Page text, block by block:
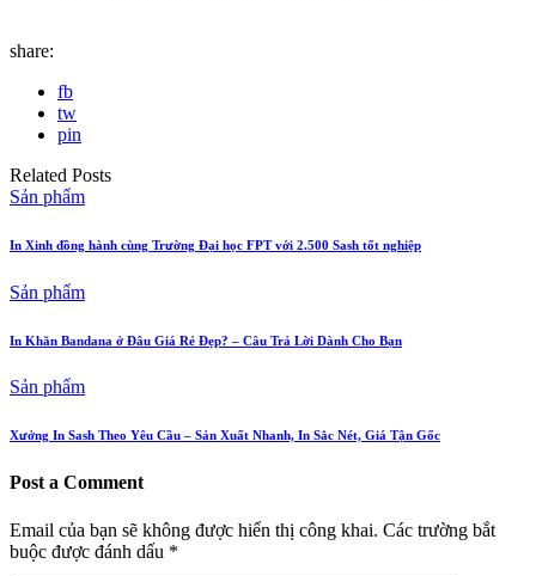
share:
fb
tw
pin
Related Posts
Sản phẩm
In Xinh đồng hành cùng Trường Đại học FPT với 2.500 Sash tốt nghiệp
Sản phẩm
In Khăn Bandana ở Đâu Giá Rẻ Đẹp? – Câu Trả Lời Dành Cho Bạn
Sản phẩm
Xưởng In Sash Theo Yêu Cầu – Sản Xuất Nhanh, In Sắc Nét, Giá Tận Gốc
Post a Comment
Email của bạn sẽ không được hiển thị công khai. Các trường bắt
buộc được đánh dấu *